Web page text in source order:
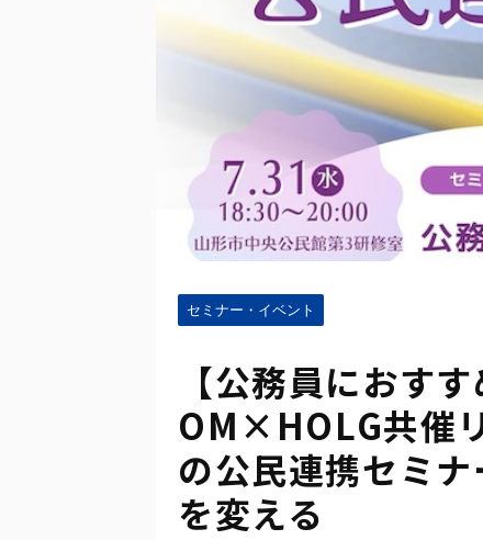
セミナー・イベント
【公務員におす
OM×HOLG共催
の公民連携セミ
を変える